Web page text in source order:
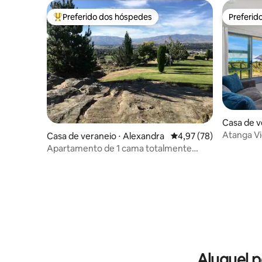
Entre os melhores preferidos dos hóspedes
Preferido dos hóspedes
Casa de veraneio ⋅ Alexandra 4,97 de uma avaliação
4,97 (78)
Apartamento de 1 cama totalmente
Casa de
wn
Atanga